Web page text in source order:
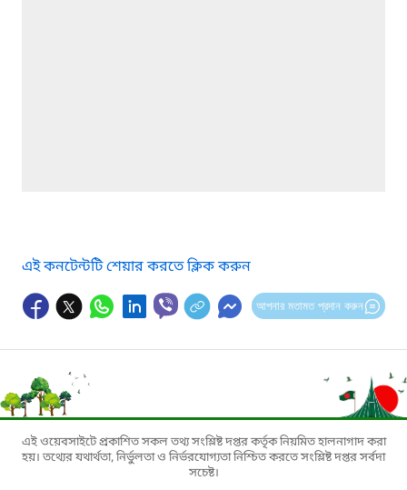
এই কনটেন্টটি শেয়ার করতে ক্লিক করুন
আপনার মতামত প্রদান করুন
এই ওয়েবসাইটে প্রকাশিত সকল তথ্য সংশ্লিষ্ট দপ্তর কর্তৃক নিয়মিত হালনাগাদ করা
হয়। তথ্যের যথার্থতা, নির্ভুলতা ও নির্ভরযোগ্যতা নিশ্চিত করতে সংশ্লিষ্ট দপ্তর সর্বদা
সচেষ্ট।